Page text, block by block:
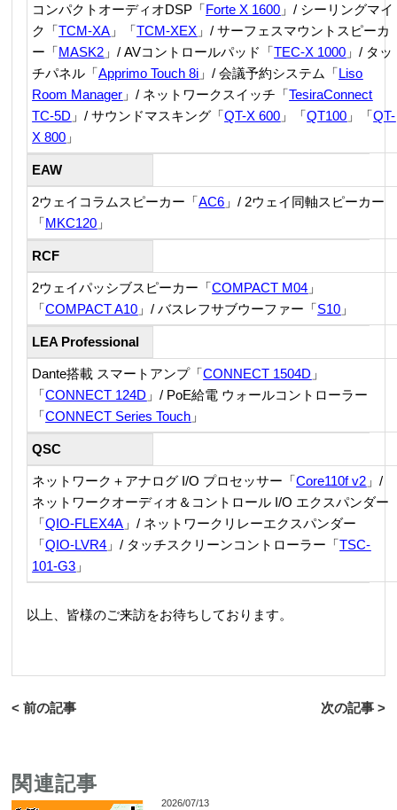
コンパクトオーディオDSP「Forte X 1600 」/ シーリングマイ
ク「TCM-XA 」「TCM-XEX 」/ サーフェスマウントスピーカ
ー「MASK2 」/ AVコントロールパッド「TEC-X 1000 」/ タッ
チパネル「Apprimo Touch 8i 」/ 会議予約システム「Liso
Room Manager 」/ ネットワークスイッチ「TesiraConnect
TC-5D 」/ サウンドマスキング「QT-X 600 」「QT100 」「QT-
X 800 」
EAW
2ウェイコラムスピーカー 「AC6 」/ 2ウェイ同軸スピーカー
「MKC120 」
RCF
2ウェイパッシブスピーカー「COMPACT M04 」
「COMPACT A10 」/ バスレフサブウーファー「S10 」
LEA Professional
Dante搭載 スマートアンプ「CONNECT 1504D 」
「CONNECT 124D 」/ PoE給電 ウォールコントローラー
「CONNECT Series Touch 」
QSC
ネットワーク＋アナログ I/O プロセッサー「Core110f v2 」/
ネットワークオーディオ＆コントロール I/O エクスパンダー
「QIO-FLEX4A 」/ ネットワークリレーエクスパンダー
「QIO-LVR4 」/ タッチスクリーンコントローラー「TSC-
101-G3 」
以上、皆様のご来訪をお待ちしております。
< 前の記事 次の記事 >
関連記事
2026/07/13